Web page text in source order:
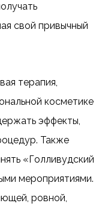
свой привычный
терапия,
косметике
эффекты,
Также
«Голливудский
мероприятиями.
ровной,